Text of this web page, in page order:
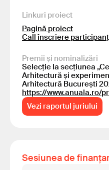
Linkuri proiect
Pagină proiect
Call înscriere
Premii și nominalizări
Selecție la secțiunea
Arhitectură și
Arhitectură București
https://www.anuala.ro/
Vezi raportul juriului
Sesiunea de